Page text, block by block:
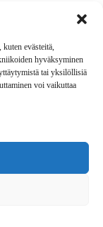
evästeitä,
hyväksyminen
tai yksilöllisiä
voi vaikuttaa